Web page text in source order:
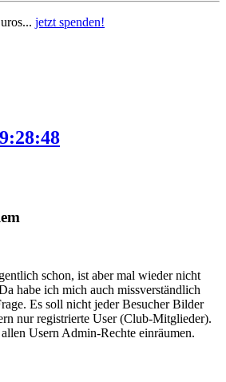
uros... jetzt spenden!
schon, ist aber mal wieder nicht
habe ich mich auch missverständlich
Es soll nicht jeder Besucher Bilder
nur registrierte User (Club-Mitglieder).
Usern Admin-Rechte einräumen.